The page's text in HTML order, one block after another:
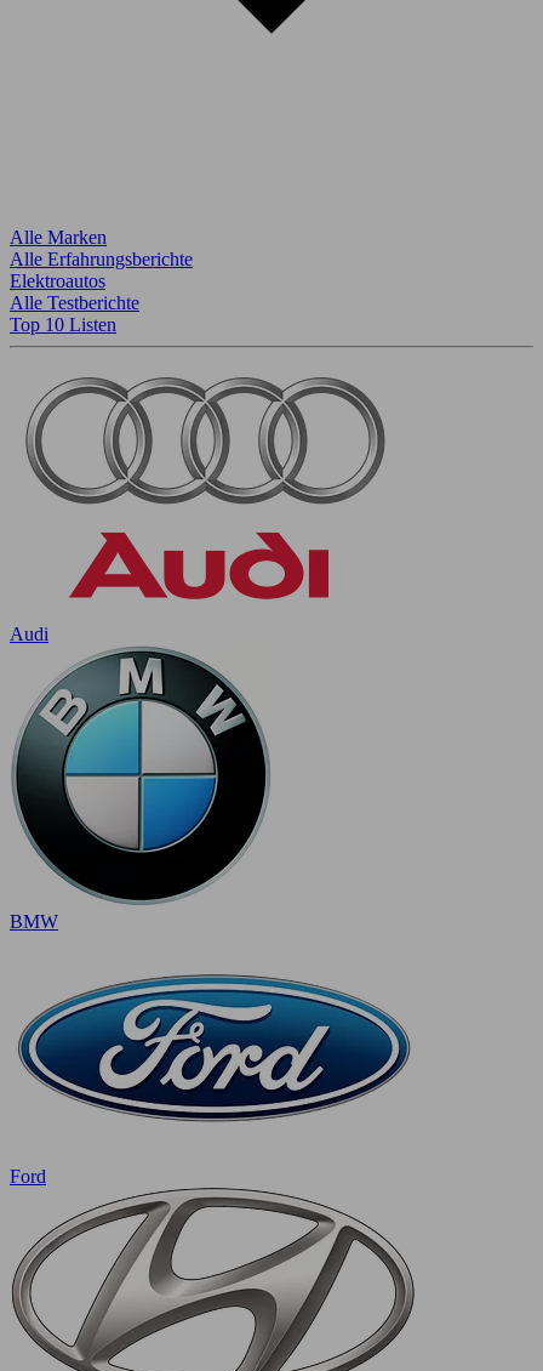
Alle Marken
Alle Erfahrungsberichte
Elektroautos
Alle Testberichte
Top 10 Listen
Audi
BMW
Ford